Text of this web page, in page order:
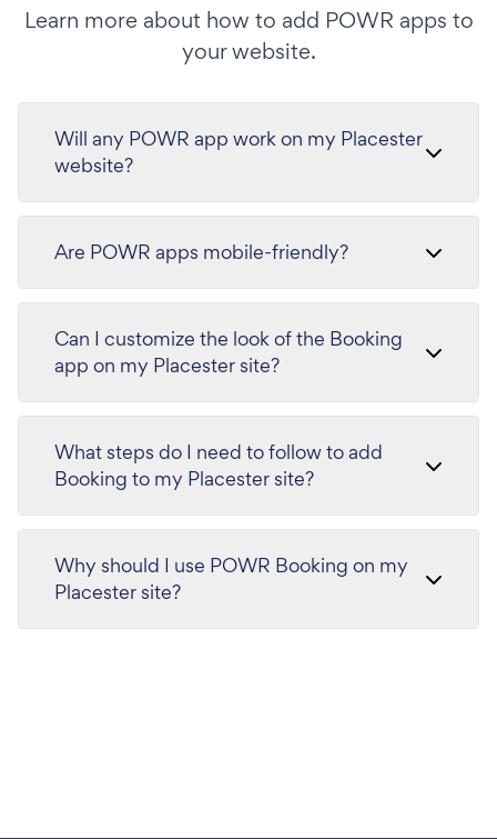
Learn more about how to add POWR apps to
your website.
Will any POWR app work on my Placester
website?
Are POWR apps mobile-friendly?
Can I customize the look of the Booking
app on my Placester site?
What steps do I need to follow to add
Booking to my Placester site?
Why should I use POWR Booking on my
Placester site?